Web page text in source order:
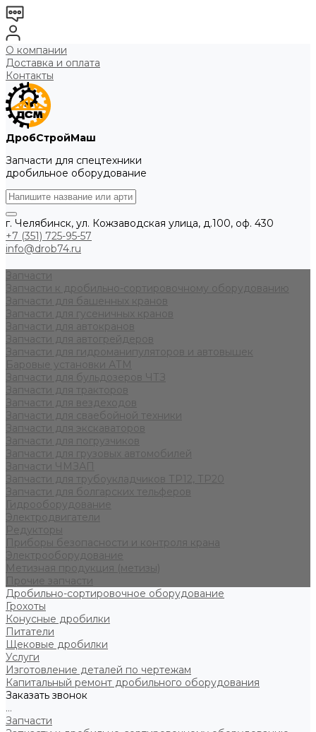
О компании
Доставка и оплата
Контакты
ДробСтройМаш
Запчасти для спецтехники
дробильное оборудование
г. Челябинск, ул. Кожзаводская улица, д.100, оф. 430
+7 (351) 725-95-57
info@drob74.ru
Запчасти
Запчасти к дробильно-сортировочному оборудованию
Запчасти для башенных кранов
Запчасти для гусеничных кранов
Запчасти для автокранов
Запчасти для автогрейдеров
Запчасти для гидроманипуляторов и автовышек
Баровые установки АТМ
Запчасти для бульдозеров ЧТЗ
Запчасти для тракторов
Запчасти для вездеходов
Запчасти для сваебойной техники
Запчасти для экскаваторов
Запчасти для погрузчиков
Запчасти для грузовых автомобилей
Запчасти ЧМЗАП
Запчасти для трубоукладчиков ТР12, ТР20
Запчасти для болгарских тельферов
Гидрооборудование
Электродвигатели
Редукторы
Приборы безопасности и контроля крана
Электрооборудование
Метизная продукция (метизы)
Прочие запчасти
Дробильно-сортировочное оборудование
Грохоты
Конусные дробилки
Питатели
Щековые дробилки
Услуги
Изготовление деталей по чертежам
Капитальный ремонт дробильного оборудования
Заказать звонок
...
Запчасти